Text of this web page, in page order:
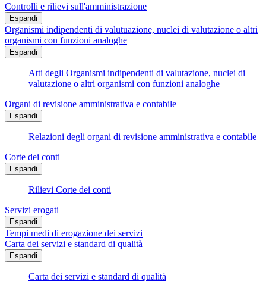
Controlli e rilievi sull'amministrazione
Espandi
Organismi indipendenti di valutuazione, nuclei di valutazione o altri
organismi con funzioni analoghe
Espandi
Atti degli Organismi indipendenti di valutazione, nuclei di
valutazione o altri organismi con funzioni analoghe
Organi di revisione amministrativa e contabile
Espandi
Relazioni degli organi di revisione amministrativa e contabile
Corte dei conti
Espandi
Rilievi Corte dei conti
Servizi erogati
Espandi
Tempi medi di erogazione dei servizi
Carta dei servizi e standard di qualità
Espandi
Carta dei servizi e standard di qualità